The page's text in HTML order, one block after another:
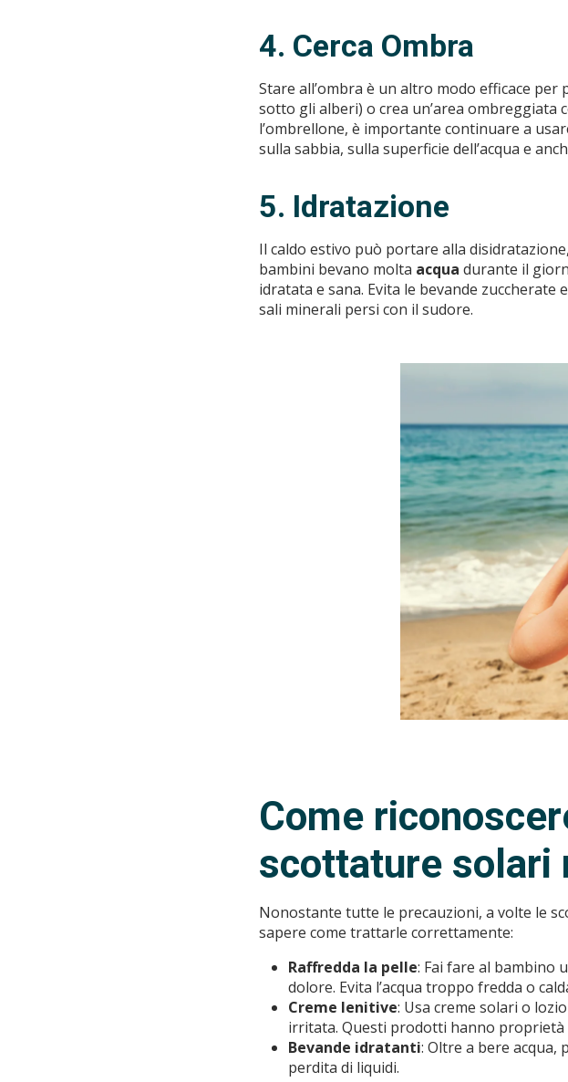
4. Cerca Ombra
Stare all’ombra è un altro modo efficace
sotto gli alberi) o crea un’area ombreggiata
l’ombrellone, è importante continuare a
sulla sabbia, sulla superficie dell’acqua e
5. Idratazione
Il caldo estivo può portare alla
bambini bevano molta acqua durante il
idratata e sana. Evita le bevande
sali minerali persi con il sudore.
Come
scottature solari
Nonostante tutte le precauzioni, a volte le
sapere come trattarle correttamente:
Raffredda la pelle: Fai fare al bambino
dolore. Evita l’acqua troppo fredda o
Creme lenitive: Usa creme solari o
irritata. Questi prodotti hanno proprietà
Bevande idratanti: Oltre a bere
perdita di liquidi.